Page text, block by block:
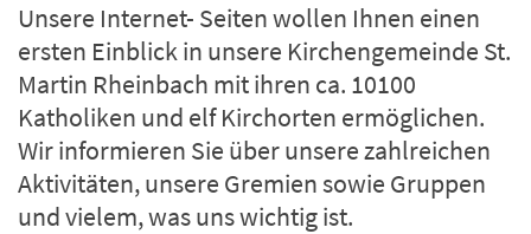
Unsere Internet- Seiten wollen Ihnen einen
ersten Einblick in unsere Kirchengemeinde St.
Martin Rheinbach mit ihren ca. 10100
Katholiken und elf Kirchorten ermöglichen.
Wir informieren Sie über unsere zahlreichen
Aktivitäten, unsere Gremien sowie Gruppen
und vielem, was uns wichtig ist.